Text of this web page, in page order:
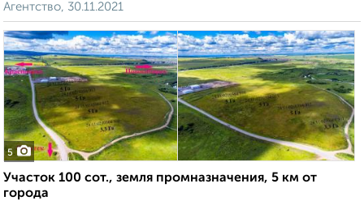
Агентство, 30.11.2021
5
Участок 100 сот., земля промназначения, 5 км от
города